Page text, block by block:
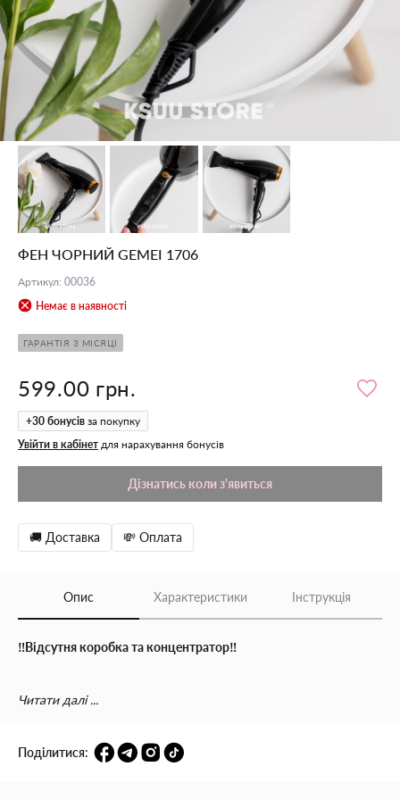
ФЕН ЧОРНИЙ GEMEI 1706
Артикул: 00036
Немає в наявності
ГАРАНТІЯ 3 МІСЯЦІ
599.00 грн.
+30 бонусів за покупку
Увійти в кабінет для нарахування бонусів
Дізнатись коли з'явиться
🚚 Доставка 💸 Оплата
Опис Характеристики Інструкція
‼️Відсутня коробка та концентратор‼️
Професійний потужний фен
швидко та дбайливо висушити і акуратно укласти волосся,
моделюванні зачіски. Цей функціональний та зручний
інструмент має високу якість та надійність, підходить як для
Читати далі ...
Поділитися: